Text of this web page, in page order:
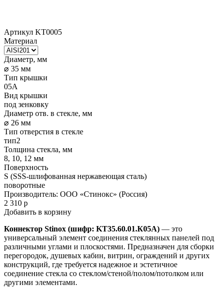
Артикул KT0005
Материал
Диаметр, мм
⌀ 35 мм
Тип крышки
05A
Вид крышки
под зенковку
Диаметр отв. в стекле, мм
⌀ 26 мм
Тип отверстия в стекле
тип2
Толщина стекла, мм
8, 10, 12 мм
Поверхность
S (SSS-шлифованная нержавеющая сталь)
поворотные
Производитель: ООО «Стинокс» (Россия)
2 310 р
Добавить в корзину
Коннектор Stinox (шифр: KT35.60.01.К05А) — это
универсальный элемент соединения стеклянных панелей под
различными углами и плоскостями. Предназначен для сборки
перегородок, душевых кабин, витрин, ограждений и других
конструкций, где требуется надежное и эстетичное
соединение стекла со стеклом/стеной/полом/потолком или
другими элементами.